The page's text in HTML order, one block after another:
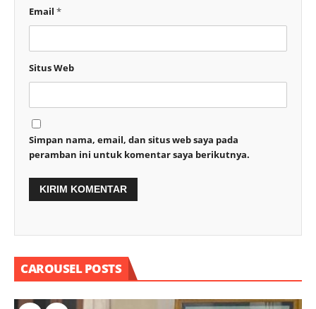
Email *
Situs Web
Simpan nama, email, dan situs web saya pada
peramban ini untuk komentar saya berikutnya.
CAROUSEL POSTS